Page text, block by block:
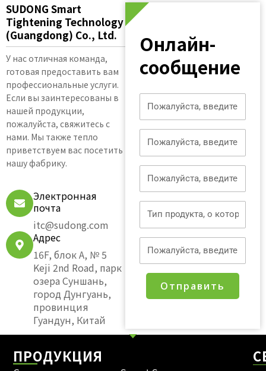
SUDONG Smart
Tightening Technology
(Guangdong) Co., Ltd.
У нас отличная команда,
готовая предоставить вам
профессиональные услуги.
Если вы заинтересованы в
нашей продукции,
пожалуйста, свяжитесь с
нами. Мы также тепло
приветствуем вас посетить
нашу фабрику.
Электронная
почта
itc@sudong.com
Адрес
16F, блок A, № 5
Keji 2nd Road, парк
озера Суншань,
город Дунгуань,
провинция
Гуандун, Китай
Онлайн-
сообщение
почта
консалтинга
Отправить
ПРОДУКЦИЯ